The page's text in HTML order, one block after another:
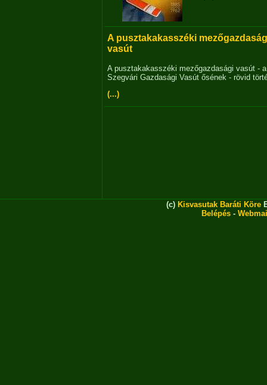
A pusztakakasszéki
vasút
A pusztakakasszéki mezőgazdasági vasút - a
Szegvári Gazdasági Vasút ősének - rövid
(...)
(c) Kisvasutak Baráti Köre
Belépés -